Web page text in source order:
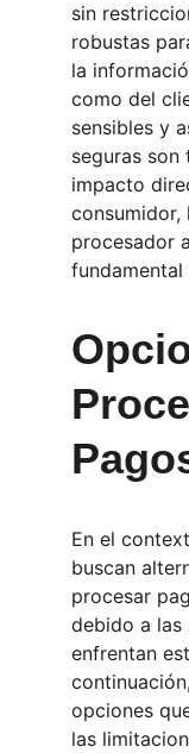
sin
robustas
la
como del
sensibles y
seguras son
impacto
consumidor,
procesador
En el
buscan
procesar
debido a las
enfrentan
opciones
las